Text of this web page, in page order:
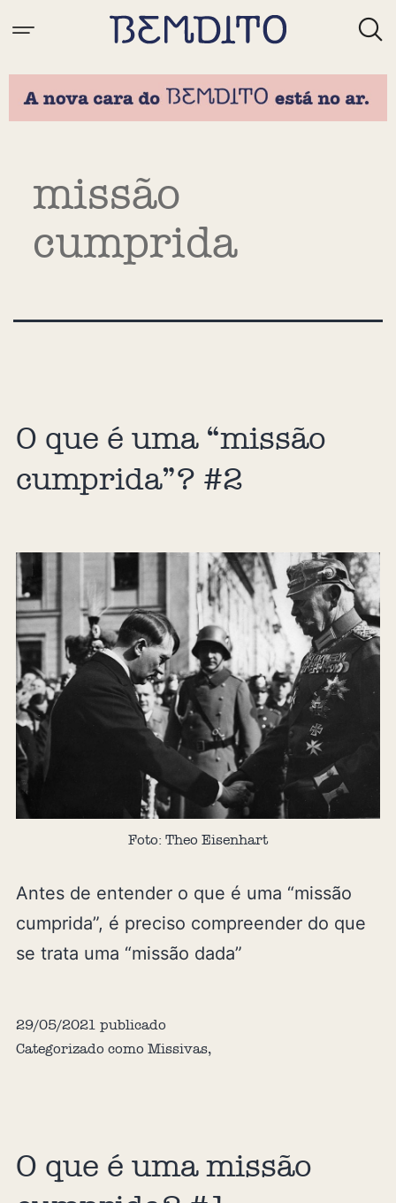
missão
cumprida
O que é uma “missão
cumprida”? #2
Foto: Theo Eisenhart
Antes de entender o que é uma “missão
cumprida”, é preciso compreender do que
se trata uma “missão dada”
29/05/2021 publicado
Categorizado como Missivas,
O que é uma missão